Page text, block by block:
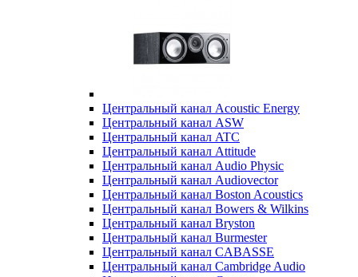
Центральный канал Acoustic Energy
Центральный канал ASW
Центральный канал ATC
Центральный канал Attitude
Центральный канал Audio Physic
Центральный канал Audiovector
Центральный канал Boston Acoustics
Центральный канал Bowers & Wilkins
Центральный канал Bryston
Центральный канал Burmester
Центральный канал CABASSE
Центральный канал Cambridge Audio